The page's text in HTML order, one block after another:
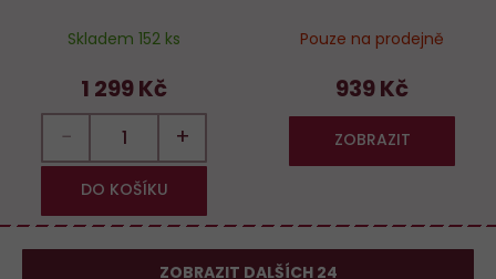
Skladem 152 ks
1 299 Kč
− +
DO KOŠÍKU
Pouze na prodejně
939 Kč
ZOBRAZIT
ZOBRAZIT DALŠÍCH 24